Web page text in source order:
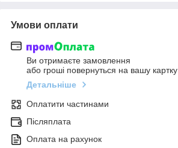
Умови оплати
Ви отримаєте замовлення
або гроші повернуться на вашу картку
Детальніше
Оплатити частинами
Післяплата
Оплата на рахунок